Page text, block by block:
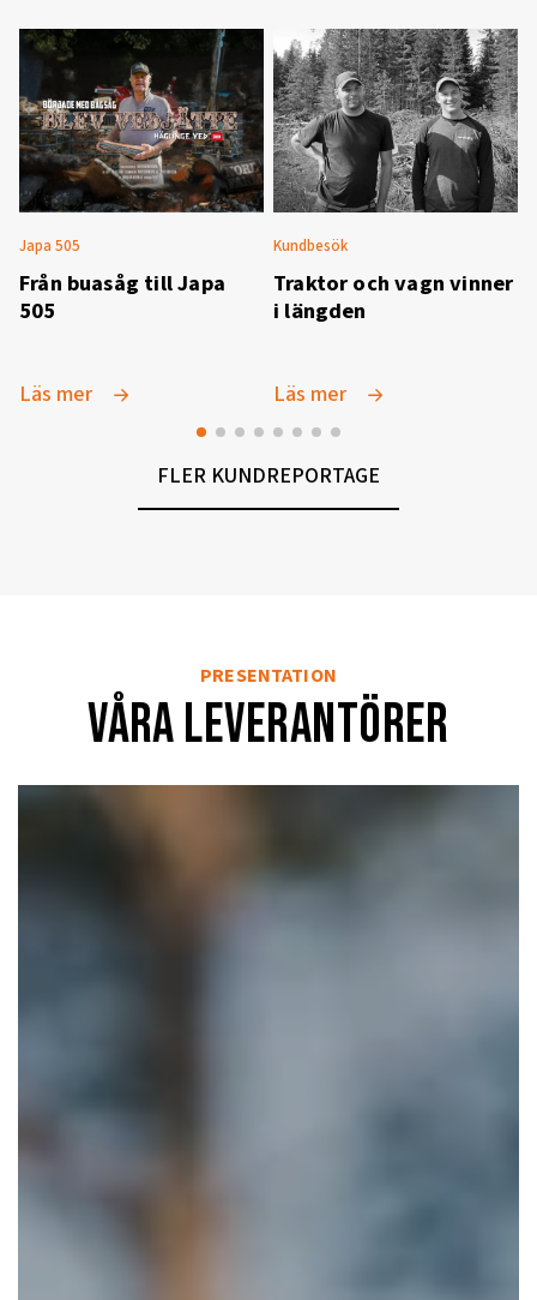
Japa 505
Från buasåg till Japa
505
Läs mer
Kundbesök
Traktor och vagn vinner
i längden
Läs mer
FLER KUNDREPORTAGE
PRESENTATION
Våra LEVERANTÖRER